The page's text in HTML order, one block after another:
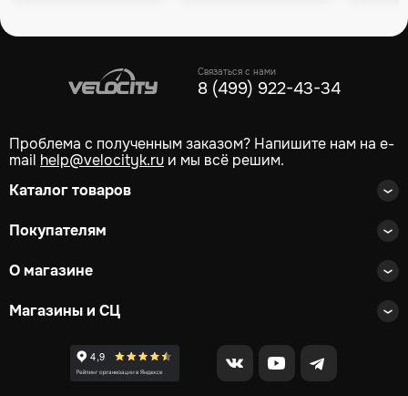
Связаться с нами
8 (499) 922-43-34
Проблема с полученным заказом? Напишите нам на e-
mail help@velocityk.ru и мы всё решим.
Каталог товаров
Покупателям
О магазине
Магазины и СЦ